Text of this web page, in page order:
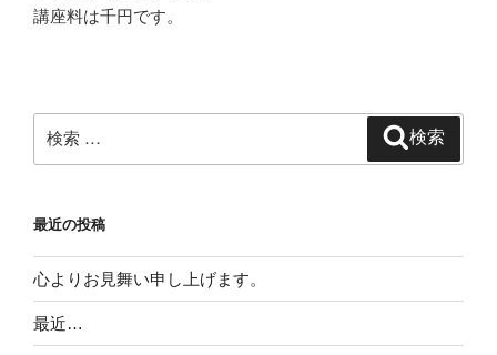
講座料は千円です。
検
索:
検索
最近の投稿
心よりお見舞い申し上げます。
最近…